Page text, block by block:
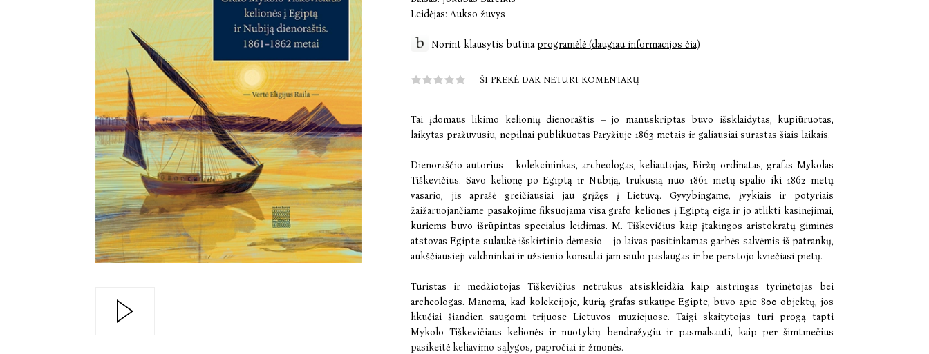
Leidėjas: Aukso žuvys
Norint klausytis būtinaprogramėlė (daugiau informacijos čia)
ŠI PREKĖ DAR NETURI KOMENTARŲ
Tai įdomaus likimo kelionių dienoraštis – jo manuskriptas buvo išsklaidytas, kupiūruotas,
laikytas pražuvusiu, nepilnai publikuotas Paryžiuje 1863 metais ir galiausiai surastas šiais laikais.
Dienoraščio autorius – kolekcininkas, archeologas, keliautojas, Biržų ordinatas, grafas Mykolas
Tiškevičius. Savo kelionę po Egiptą ir Nubiją, trukusią nuo 1861 metų spalio iki 1862 metų
vasario, jis aprašė greičiausiai jau grįžęs į Lietuvą. Gyvybingame, įvykiais ir potyriais
žaižaruojančiame pasakojime fiksuojama visa grafo kelionės į Egiptą eiga ir jo atlikti kasinėjimai,
kuriems buvo išrūpintas specialus leidimas. M. Tiškevičius kaip įtakingos aristokratų giminės
atstovas Egipte sulaukė išskirtinio dėmesio – jo laivas pasitinkamas garbės salvėmis iš patrankų,
aukščiausieji valdininkai ir užsienio konsulai jam siūlo paslaugas ir be perstojo kviečiasi pietų.
Turistas ir medžiotojas Tiškevičius netrukus atsiskleidžia kaip aistringas tyrinėtojas bei
archeologas. Manoma, kad kolekcijoje, kurią grafas sukaupė Egipte, buvo apie 800 objektų, jos
likučiai šiandien saugomi trijuose Lietuvos muziejuose. Taigi skaitytojas turi progą tapti
Mykolo Tiškevičiaus kelionės ir nuotykių bendražygiu ir pasmalsauti, kaip per šimtmečius
pasikeitė keliavimo sąlygos, papročiai ir žmonės.